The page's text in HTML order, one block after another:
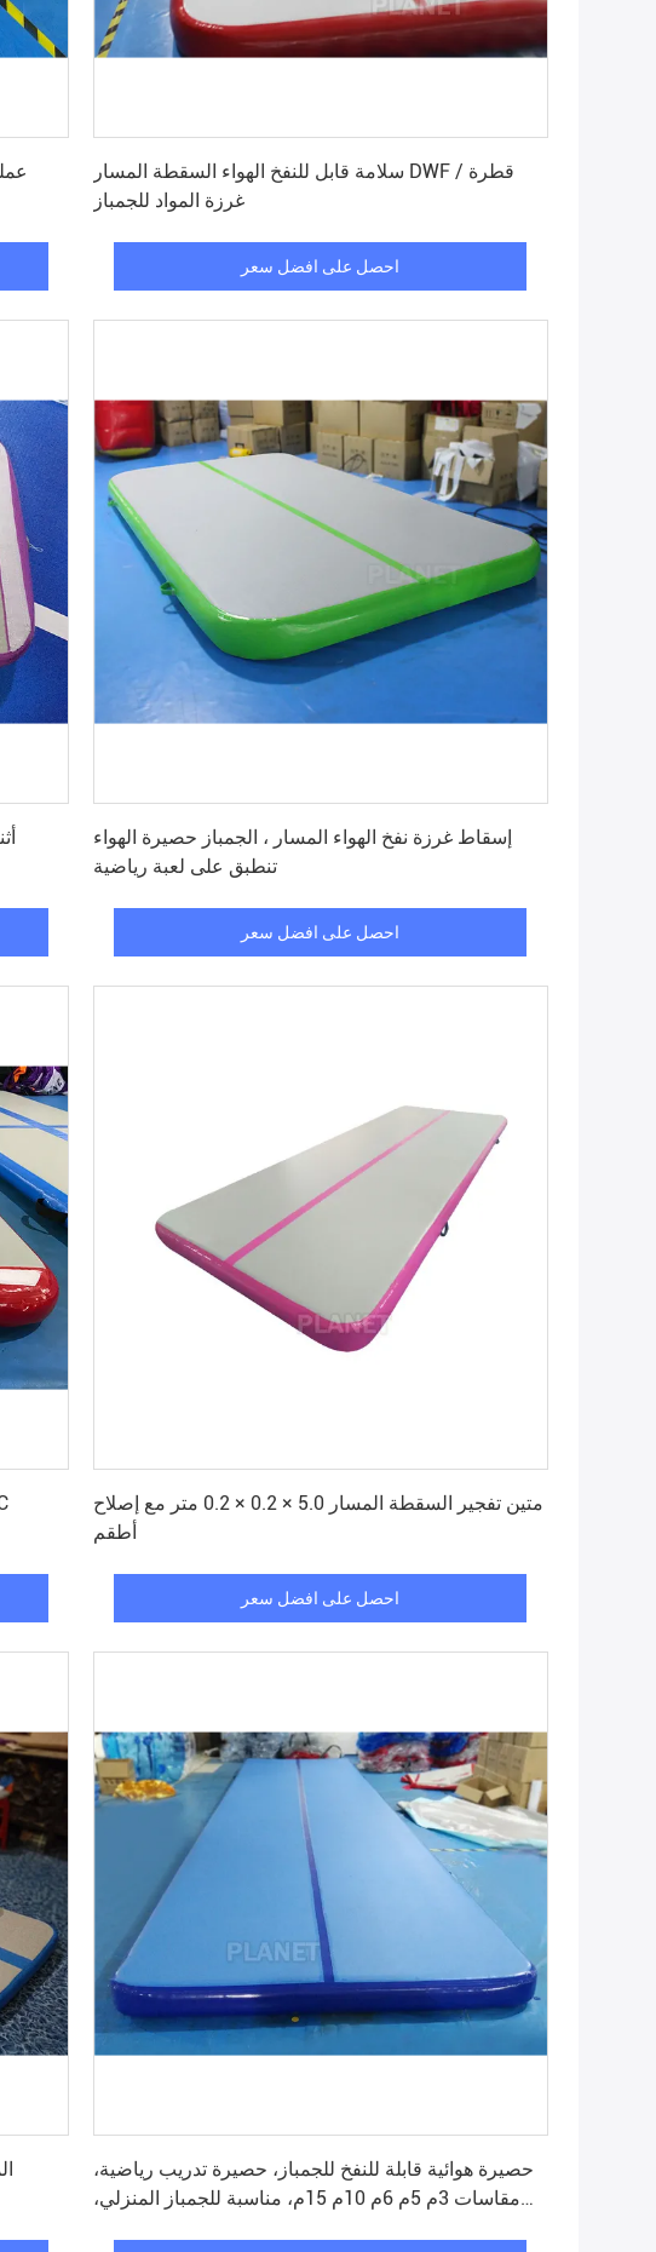
سلامة قابل للنفخ الهواء السقطة المسار DWF / قطرة
غرزة المواد للجمباز
احصل على افضل سعر
إسقاط غرزة نفخ الهواء المسار ، الجمباز حصيرة الهواء
تنطبق على لعبة رياضية
احصل على افضل سعر
متين تفجير السقطة المسار 5.0 × 0.2 × 0.2 متر مع إصلاح
أطقم
احصل على افضل سعر
حصيرة هوائية قابلة للنفخ للجمباز، حصيرة تدريب رياضية،
مقاسات 3م 5م 6م 10م 15م، مناسبة للجمباز المنزلي،